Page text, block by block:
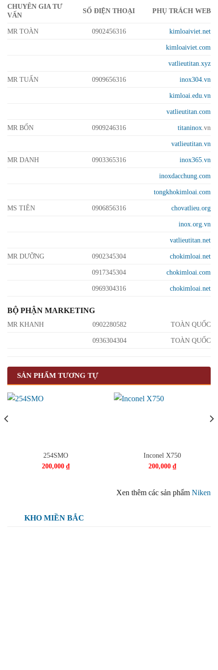
CHUYÊN GIA TƯ
VẤN
SỐ ĐIỆN THOẠI PHỤ TRÁCH WEB
MR TOÀN 0902456316 kimloaiviet.net
kimloaiviet.com
vatlieutitan.xyz
MR TUẤN 0909656316 inox304.vn
kimloai.edu.vn
vatlieutitan.com
MR BỐN 0909246316 titaninox .vn
vatlieutitan.vn
MR DANH 0903365316 inox365.vn
inoxdacchung.com
tongkhokimloai.com
MS TIÊN 0906856316 chovatlieu.org
inox.org.vn
vatlieutitan.net
MR DƯỠNG 0902345304 chokimloai.net
0917345304 chokimloai.com
0969304316 chokimloai.net
BỘ PHẬN MARKETING
MR KHANH 0902280582 TOÀN QUỐC
0936304304 TOÀN QUỐC
SẢN PHẨM TƯƠNG TỰ
254SMO
200,000 ₫
Inconel X750
200,000 ₫
Xen thêm các sản phẩm Niken
KHO MIỀN BẮC